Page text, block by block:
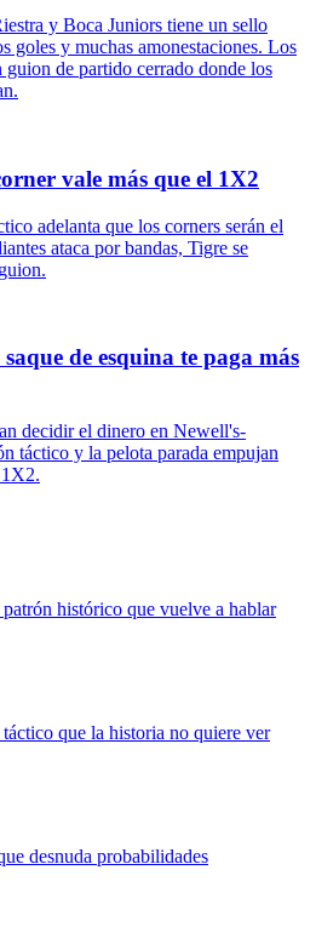
y Boca Juniors tiene un sello
goles y muchas amonestaciones. Los
guion de partido cerrado donde los
vale más que el 1X2
adelanta que los corners serán el
ataca por bandas, Tigre se
de esquina te paga más
decidir el dinero en Newell's-
táctico y la pelota parada empujan
histórico que vuelve a hablar
que la historia no quiere ver
desnuda probabilidades